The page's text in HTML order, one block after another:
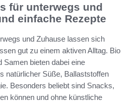
für unterwegs und
einfache Rezepte
und Zuhause lassen sich
gut zu einem aktiven Alltag. Bio
bieten dabei eine
natürlicher Süße, Ballaststoffen
Besonders beliebt sind Snacks,
können und ohne künstliche